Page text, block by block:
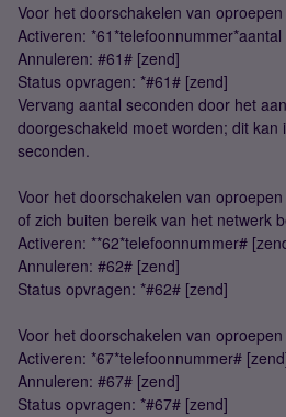
Voor het doorschakelen van
Activeren:
Annuleren: #61# [zend]
Status opvragen: *#61# [zend]
Vervang aantal seconden door het
doorgeschakeld moet worden; dit kan
seconden.
Voor het doorschakelen van
of zich buiten bereik van het netwerk
Activeren: **62*telefoonnummer#
Annuleren: #62# [zend]
Status opvragen: *#62# [zend]
Voor het doorschakelen van
Activeren: *67*telefoonnummer#
Annuleren: #67# [zend]
Status opvragen: *#67# [zend]